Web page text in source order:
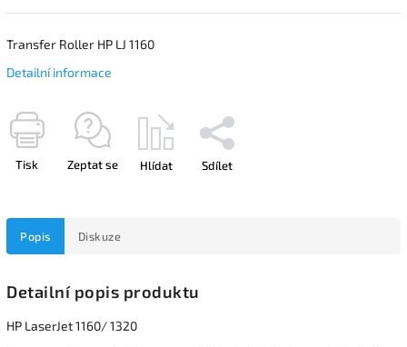
Transfer Roller HP LJ 1160
Detailní informace
Tisk Zeptat se Hlídat Sdílet
Popis Diskuze
Detailní popis produktu
HP LaserJet 1160/ 1320